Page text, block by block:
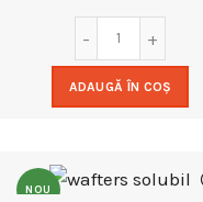
ADAUGĂ ÎN COȘ
NOU